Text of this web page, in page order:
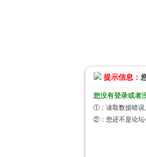
提示信息：
您没有登录或者
①：读取数据错误
②：您还不是论坛